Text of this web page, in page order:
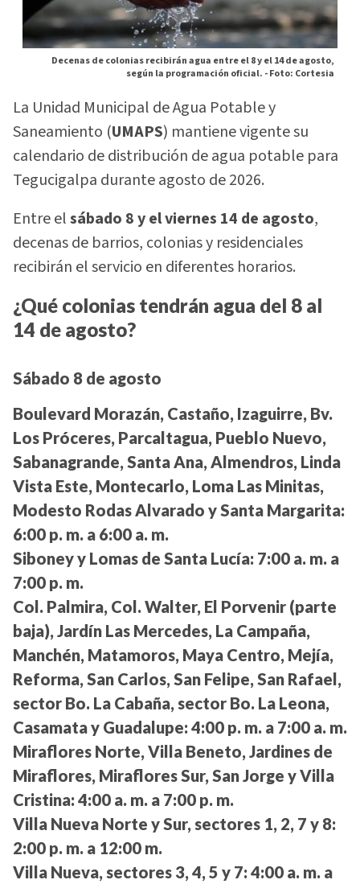
Decenas de colonias recibirán agua entre el 8 y el 14 de agosto,
según la programación oficial. -Foto: Cortesia
La Unidad Municipal de Agua Potable y
Saneamiento (UMAPS) mantiene vigente su
calendario de distribución de agua potable para
Tegucigalpa durante agosto de 2026.
Entre elsábado 8 y el viernes 14 de agosto,
decenas de barrios, colonias y residenciales
recibirán el servicio en diferentes horarios.
¿Qué colonias tendrán agua del 8 al
14 de agosto?
Sábado 8 de agosto
Boulevard Morazán, Castaño, Izaguirre, Bv.
Los Próceres, Parcaltagua, Pueblo Nuevo,
Sabanagrande, Santa Ana, Almendros, Linda
Vista Este, Montecarlo, Loma Las Minitas,
Modesto Rodas Alvarado y Santa Margarita:
6:00 p. m. a 6:00 a. m.
Siboney y Lomas de Santa Lucía: 7:00 a. m. a
7:00 p. m.
Col. Palmira, Col. Walter, El Porvenir (parte
baja), Jardín Las Mercedes, La Campaña,
Manchén, Matamoros, Maya Centro, Mejía,
Reforma, San Carlos, San Felipe, San Rafael,
sector Bo. La Cabaña, sector Bo. La Leona,
Casamata y Guadalupe: 4:00 p. m. a 7:00 a. m.
Miraflores Norte, Villa Beneto, Jardines de
Miraflores, Miraflores Sur, San Jorge y Villa
Cristina: 4:00 a. m. a 7:00 p. m.
Villa Nueva Norte y Sur, sectores 1, 2, 7 y 8:
2:00 p. m. a 12:00 m.
Villa Nueva, sectores 3, 4, 5 y 7: 4:00 a. m. a